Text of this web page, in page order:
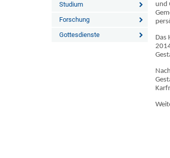
Studium
Forschung
Gottesdienste
und
Das